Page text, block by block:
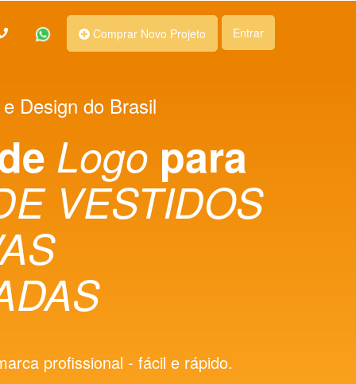
Comprar Novo Projeto Entrar
Design do Brasil
Logo para
VESTIDOS
profissional - fácil e rápido.